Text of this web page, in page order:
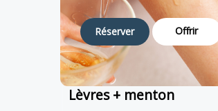
Réserver Offrir
Lèvres + menton